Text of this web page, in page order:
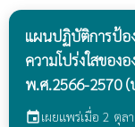
แผนปฏิบัติการป้อ
ความโปร่งใสของ
พ.ศ.2566-2570
eventเผยแพร่เมื่อ 2 ตุล